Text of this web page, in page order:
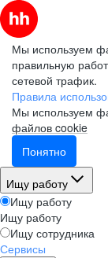
Мы используем
правильную
сетевой трафик.
Правила
Мы используем
файлов cookie
Понятно
Ищу работу
Ищу работу
Ищу работу
Ищу сотрудника
Сервисы